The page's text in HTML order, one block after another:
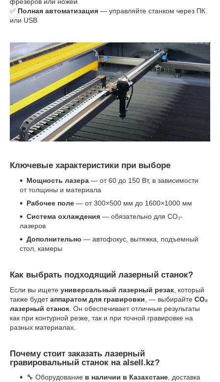
фрезеров или ножей
✅ Полная автоматизация — управляйте станком через ПК
или USB
Ключевые характеристики при выборе
Мощность лазера — от 60 до 150 Вт, в зависимости
от толщины и материала
Рабочее поле — от 300×500 мм до 1600×1000 мм
Система охлаждения — обязательно для CO₂-
лазеров
Дополнительно — автофокус, вытяжка, подъемный
стол, камеры
Как выбрать подходящий лазерный станок?
Если вы ищете универсальный лазерный резак , который
также будетаппаратом для гравировки , — выбирайте CO₂
лазерный станок . Он обеспечивает отличные результаты
как при контурной резке, так и при точной гравировке на
разных материалах.
Почему стоит заказать лазерный
гравировальный станок на alsell.kz?
🔧 Оборудование в наличии в Казахстане, доставка